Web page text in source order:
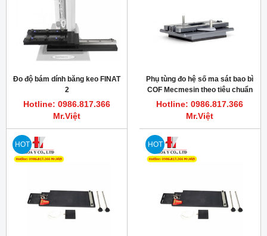
Đo độ bám dính băng keo FINAT
2
Hotline: 0986.817.366
Mr.Việt
Phụ tùng đo hệ số ma sát bao bì
COF Mecmesin theo tiêu chuẩn
TAPPI T549
Hotline: 0986.817.366
Mr.Việt
HOT HOT